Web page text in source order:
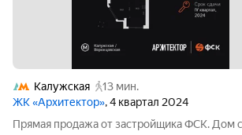
Калужская
13 мин.
ЖК «Архитектор», 4 квартал 2024
Прямая продажа от застройщика ФСК. Дом